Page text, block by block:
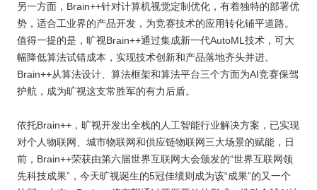
另一方面，Brain++针对计算机视觉定制优化，有着独特的部署优
势，适合工业界的产品开发，为竞赛技术的应用转化铺平道路。
值得一提的是，旷视Brain++通过集成新一代AutoML技术，可大
幅降低算法试错成本，实现技术创新和产品落地齐头并进。
Brain++从算法设计、算法框架和算法平台三个方面为AI竞赛保驾
护航，成为旷视这支常胜军的有力后盾。
依托Brain++，旷视开发出全栈的人工智能行业解决方案，已实现
对个人物联网、城市物联网和供应链物联网三大场景的赋能，日
前，Brain++荣获由第六届世界互联网大会颁发的“世界互联网领
先科技成果”，今天旷视诞生的5冠佳绩则成为该“成果”的又一个